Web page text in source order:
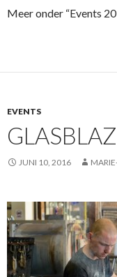
Meer onder “Events
EVENTS
JUNI 10, 2016